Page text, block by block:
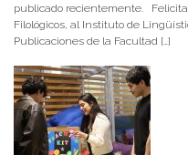
publicado recientemente.
Filológicos, al Instituto de
Publicaciones de la Facultad […]